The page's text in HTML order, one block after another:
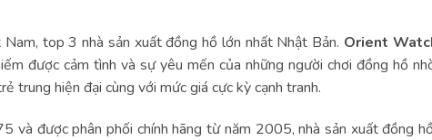
top 3 nhà sản xuất đồng hồ lớn nhất Nhật Bản. Orient
được cảm tình và sự yêu mến của những người chơi đồng hồ
trung hiện đại cùng với mức giá cực kỳ cạnh tranh.
được phân phối chính hãng từ năm 2005, nhà sản xuất đồng